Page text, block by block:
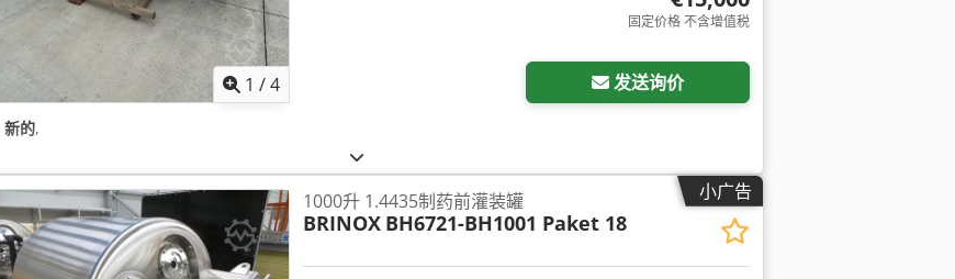
1 /4
固定价格 不含增值税
发送询价
新的,
小广告
1000升 1.4435制药前灌装罐
BRINOX BH6721-BH1001 Paket 18